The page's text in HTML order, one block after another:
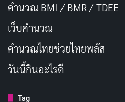
คำนวณ BMI / BMR / TDEE
เว็บคํานวณ
คํานวณไทยช่วยไทยพลัส
วันนี้กินอะไรดี
Tag